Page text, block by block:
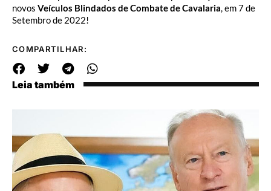
novos Veículos Blindados de Combate de Cavalaria , em 7 de
Setembro de 2022!
COMPARTILHAR:
Leia também